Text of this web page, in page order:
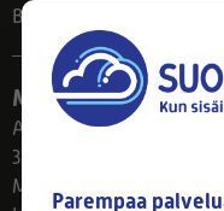
Blogi
Myymälä
Ahlmanintie 61
33800 Tampere
Ma–Pe 8–17
Parempaa